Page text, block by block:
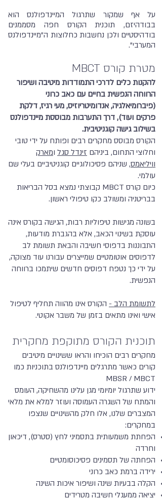
על אף שמקור שתרגול המיינדפולנס הוא
בבודהיזם, תוכנית הקורס חפה מסממנים
בודהיסטיים ולכן נחשבות כחלוצות ה"מיינדפולנס
המערבי".
מטרת קורס MBCT
להקנות כלים לדרכי התמודדות מיטיבה ושיפור
הרווחה הנפשית בחיים עם כאב כרוני
(פיברומיאלגיה, אנדומיטריוזיס, מעי רגיז, דלקת
פרקים ועוד), דרך התערבות מבוססת מיינדפולנס
בשילוב גישה קוגניטיבית.
הקורס מבוסס מחקרים רבים ופותח על ידי טובי
וחלוצי התחום, ביניהם זינדל סגל ומארק
וויליאמס, שניהם פסיכולוגיים קוגניטיביים בעלי שם
עולמי.
כיום קורס MBCT קבוצתי נמצא בסל הבריאות
בבריטניה ומשולב כקו טיפולי ראשון.
בשונה מגישות טיפוליות רבות, הגישה בקורס אינה
עוסקת בשינוי הכאב, אלא בהגברת מודעות,
התבוננות בדפוסי חשיבה והבאת תשומת לב
לדפוסים אוטומטיים שמייצרים עבורנו עוד מצוקה,
על ידי כך נטפח דפוסים חדשים שיתמכו ברווחה
הנפשית.
לתשומת הלב - הקורס אינו מהווה תחליף לטיפול
אישי ואינו מתאים בזמן של משבר אקוטי.
תוכנית הקורס מתוקפת מחקרית
מחקרים רבים הוכיחו והראו ששינויים מיטיבים
קורים כאשר מתרגלים מיינדפולנס בתוכניות כמו
MBSR / MBCT
ידוע שתרגול יומיומי מגן עלינו מהשחיקה, העומס
והמתח של השגרה העמוסה ועוזר למלא את מלאי
המצברים שלנו, אלו חלק מהשינויים שנצפו
במחקרים:
הפחתת משמעותית בתסמיני לחץ (סטרס), דיכאון
וחרדה
הפחתה של תסמינים פסיכוסומטיים
ירידה ברמת כאב כרוני
הקלה בבעיות שינה ושיפור איכות השינה
יציאה ממעגלי חשיבה מטרידים